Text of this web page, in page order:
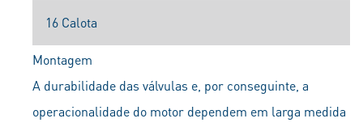
16 Calota
Montagem
A durabilidade das válvulas e, por conseguinte, a
operacionalidade do motor dependem em larga medida